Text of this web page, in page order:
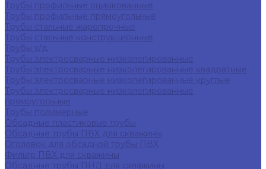
Трубы профильные оцинкованные
Трубы профильные прямоугольные
Трубы стальные жаропрочные
Трубы стальные конструкционные
Трубы х/д
Трубы электросварные низколегированные
Трубы электросварные низколегированные квадратные
Трубы электросварные низколегированные круглые
Трубы электросварные низколегированные
прямоугольные
Трубы полимерные
Обсадные пластиковые трубы
Обсадные трубы ПВХ для скважины
Оголовок для обсадной трубы ПВХ
Фильтр ПВХ для скважины
Обсадные трубы ПНД для скважины